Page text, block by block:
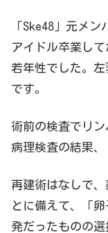
「Ske48」元メン
アイドル卒業し
若年性でした。
です。
術前の検査でリン
病理検査の結果、
再建術はなしで
とに備えて、「
発だったものの